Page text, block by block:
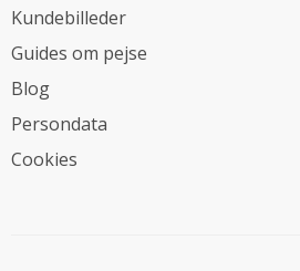
Kundebilleder
Guides om pejse
Blog
Persondata
Cookies